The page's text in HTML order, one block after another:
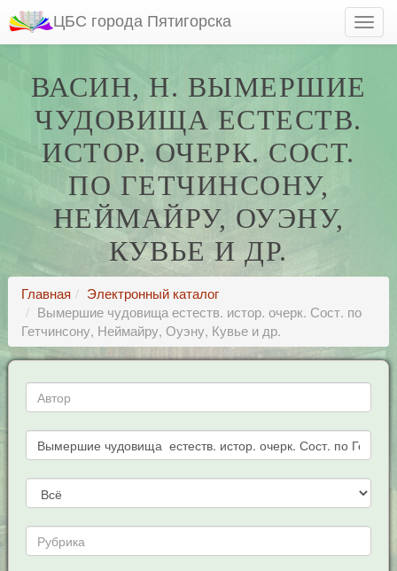
ЦБС города Пятигорска
ВАСИН, Н. ВЫМЕРШИЕ
ЧУДОВИЩА ЕСТЕСТВ.
ИСТОР. ОЧЕРК. СОСТ.
ПО ГЕТЧИНСОНУ,
НЕЙМАЙРУ, ОУЭНУ,
КУВЬЕ И ДР.
Главная
Электронный каталог
Вымершие чудовища естеств. истор. очерк. Сост. по
Гетчинсону, Неймайру, Оуэну, Кувье и др.